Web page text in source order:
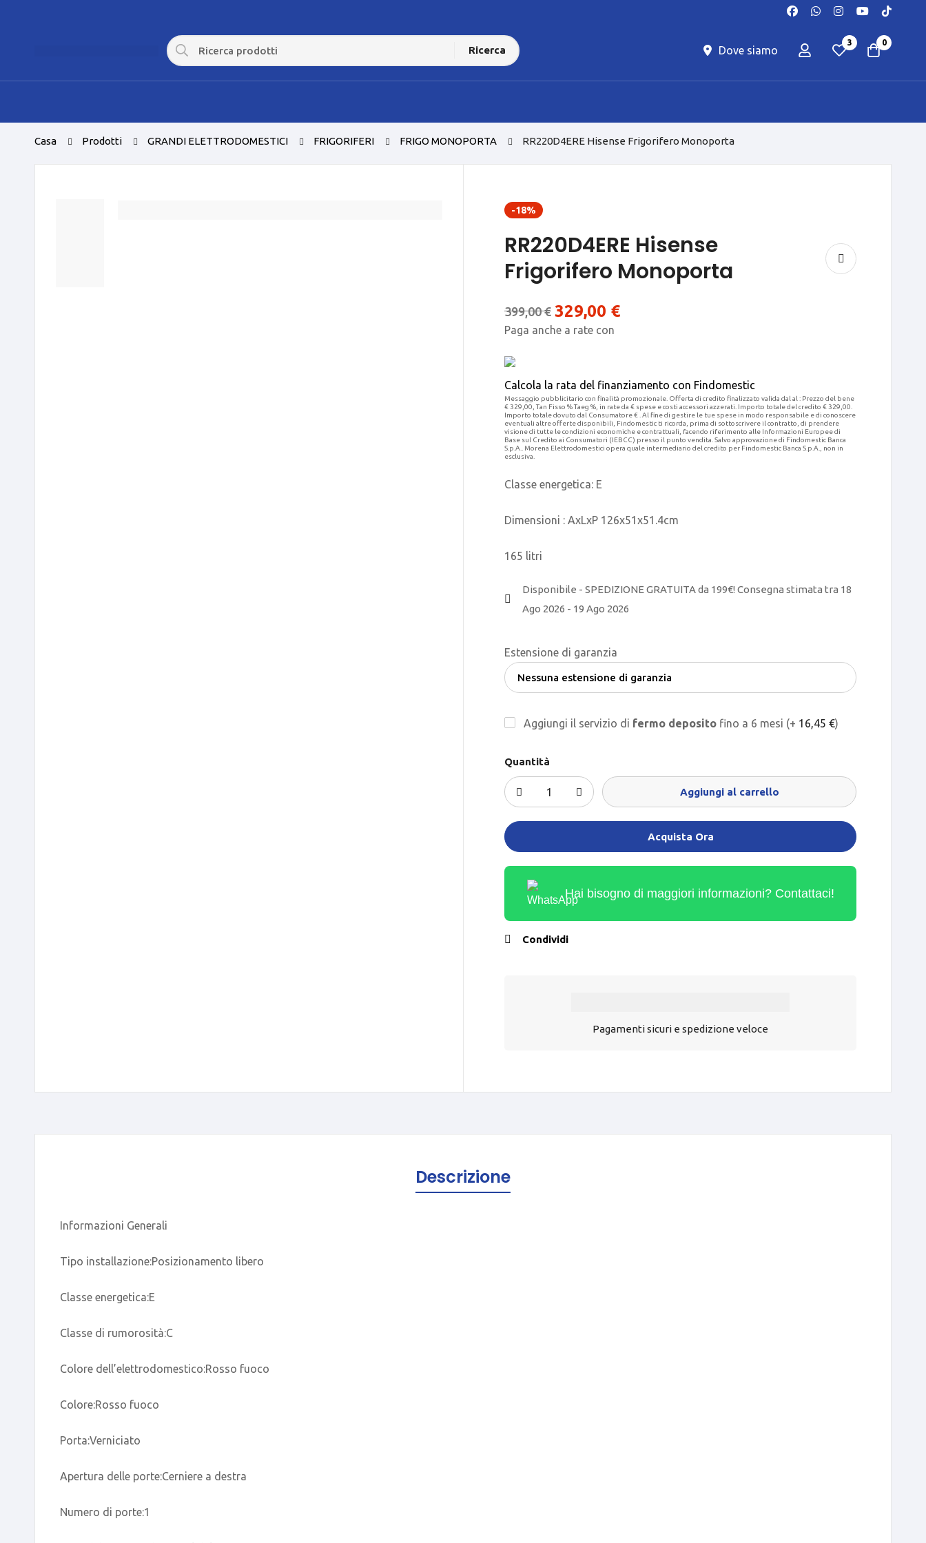
Ricerca Dove siamo
3 0
Casa Prodotti GRANDI ELETTRODOMESTICI FRIGORIFERI FRIGO MONOPORTA RR220D4ERE Hisense Frigorifero Monoporta
-18%
RR220D4ERE Hisense
Frigorifero Monoporta
399,00€ 329,00 €
Paga anche a rate con
Calcola la rata del finanziamento con Findomestic
Messaggio pubblicitario con finalità promozionale. Offerta di credito finalizzato valida dal al : Prezzo del bene
€ 329,00, Tan Fisso % Taeg %, in rate da € spese e costi accessori azzerati. Importo totale del credito € 329,00.
Importo totale dovuto dal Consumatore € . Al fine di gestire le tue spese in modo responsabile e di conoscere
eventuali altre offerte disponibili, Findomestic ti ricorda, prima di sottoscrivere il contratto, di prendere
visione di tutte le condizioni economiche e contrattuali, facendo riferimento alle Informazioni Europee di
Base sul Credito ai Consumatori (IEBCC) presso il punto vendita. Salvo approvazione di Findomestic Banca
S.p.A.. Morena Elettrodomestici opera quale intermediario del credito per Findomestic Banca S.p.A., non in
esclusiva.
Classe energetica: E
Dimensioni : AxLxP 126x51x51.4cm
165 litri
Disponibile - SPEDIZIONE GRATUITA da 199€! Consegna stimata tra 18
Ago 2026 - 19 Ago 2026
Estensione di garanzia
Aggiungi il servizio di fermo deposito fino a 6 mesi (+ 16,45 €)
Quantità
Aggiungi al carrello
Acquista Ora
Hai bisogno di maggiori informazioni? Contattaci!
Condividi
Pagamenti sicuri e spedizione veloce
Descrizione
Informazioni Generali
Tipo installazione:Posizionamento libero
Classe energetica:E
Classe di rumorosità:C
Colore dell’elettrodomestico:Rosso fuoco
Colore:Rosso fuoco
Porta:Verniciato
Apertura delle porte:Cerniere a destra
Numero di porte:1